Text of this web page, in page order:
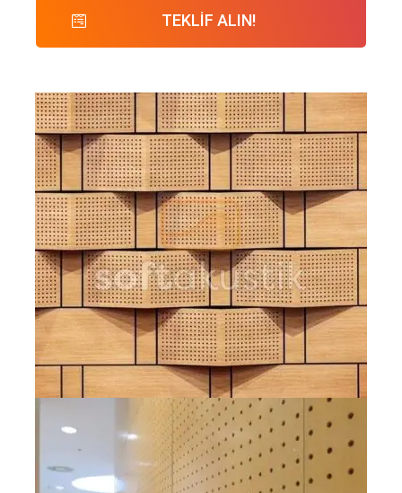
TEKLİF ALIN!